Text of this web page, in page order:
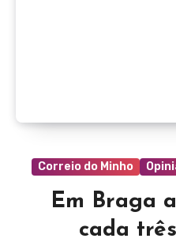
Correio do Minho
Em Braga
cada